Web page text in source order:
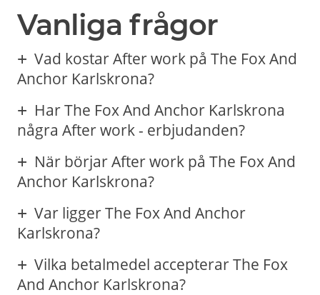
Vanliga frågor
Vad kostar After work på The Fox And
Anchor Karlskrona?
Har The Fox And Anchor Karlskrona
några After work - erbjudanden?
När börjar After work på The Fox And
Anchor Karlskrona?
Var ligger The Fox And Anchor
Karlskrona?
Vilka betalmedel accepterar The Fox
And Anchor Karlskrona?